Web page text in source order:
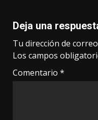
Deja una
Tu dirección de
Los campos
Comentario *